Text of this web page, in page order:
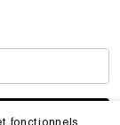
fonctionnels,